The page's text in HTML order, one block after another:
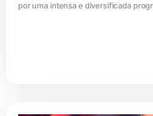
por uma intensa e diversificada